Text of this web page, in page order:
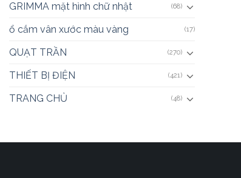
GRIMMA mặt hình chữ nhật (68)
ổ cắm vân xước màu vàng (17)
QUẠT TRẦN (270)
THIẾT BỊ ĐIỆN (421)
TRANG CHỦ (48)